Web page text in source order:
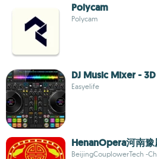
Polycam
Polycam
DJ Music Mixer -
Easyelife
HenanOpera河南
BeijingCouplowerTech -